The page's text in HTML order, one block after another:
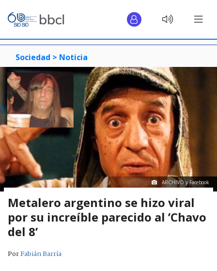
Sociedad > Noticia
ARCHIVO y Facebook
Metalero argentino se hizo viral
por su increíble parecido al ’Chavo
del 8’
PorFabián Barría